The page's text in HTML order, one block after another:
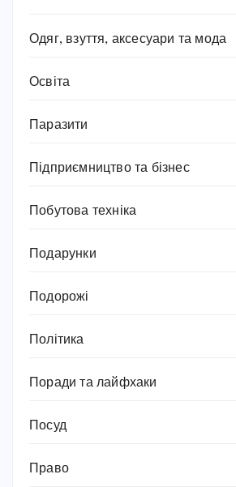
Одяг, взуття, аксесуари та мода
Освіта
Паразити
Підприємництво та бізнес
Побутова техніка
Подарунки
Подорожі
Політика
Поради та лайфхаки
Посуд
Право